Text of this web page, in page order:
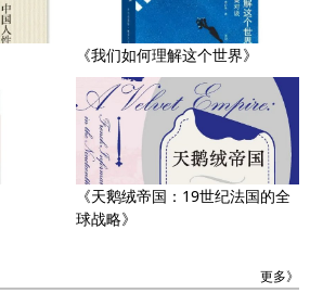
《我们如何理解这个世界》
《天鹅绒帝国：19世纪法国的全
球战略》
更多》